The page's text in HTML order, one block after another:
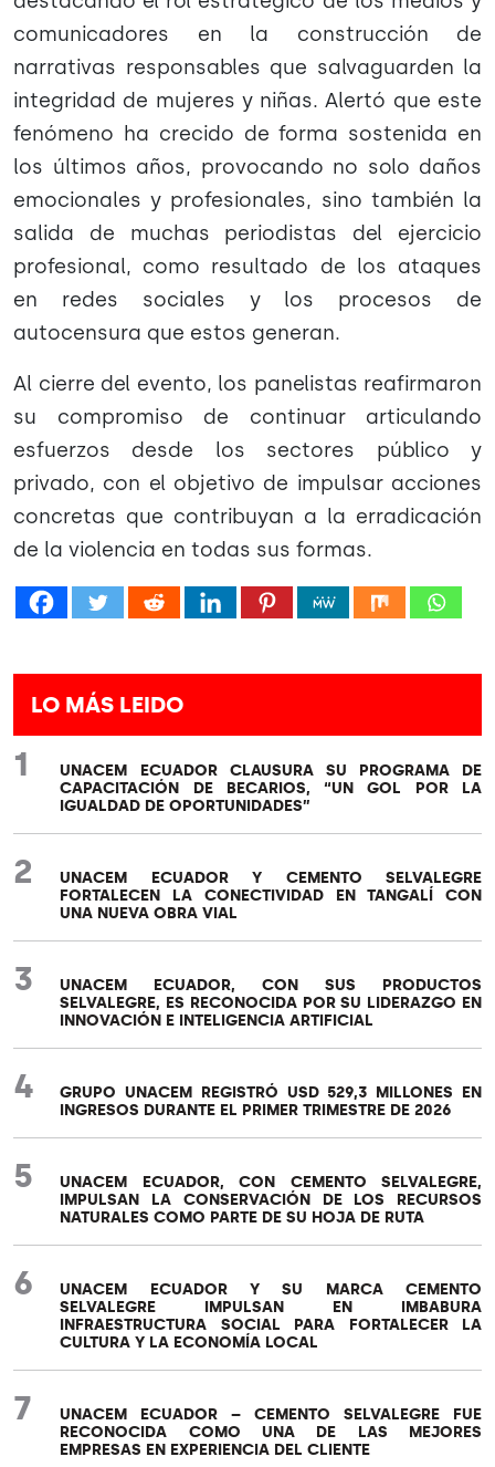
comunicadores en la construcción de
narrativas responsables que salvaguarden la
integridad de mujeres y niñas. Alertó que este
fenómeno ha crecido de forma sostenida en
los últimos años, provocando no solo daños
emocionales y profesionales, sino también la
salida de muchas periodistas del ejercicio
profesional, como resultado de los ataques
en redes sociales y los procesos de
autocensura que estos generan.
Al cierre del evento, los panelistas reafirmaron
su compromiso de continuar articulando
esfuerzos desde los sectores público y
privado, con el objetivo de impulsar acciones
concretas que contribuyan a la erradicación
de la violencia en todas sus formas.
LO MÁS LEIDO
1
UNACEM ECUADOR CLAUSURA SU PROGRAMA DE
CAPACITACIÓN DE BECARIOS, “UN GOL POR LA
IGUALDAD DE OPORTUNIDADES”
2
UNACEM ECUADOR Y CEMENTO SELVALEGRE
FORTALECEN LA CONECTIVIDAD EN TANGALÍ CON
UNA NUEVA OBRA VIAL
3
UNACEM ECUADOR, CON SUS PRODUCTOS
SELVALEGRE, ES RECONOCIDA POR SU LIDERAZGO EN
INNOVACIÓN E INTELIGENCIA ARTIFICIAL
4
GRUPO UNACEM REGISTRÓ USD 529,3 MILLONES EN
INGRESOS DURANTE EL PRIMER TRIMESTRE DE 2026
5
UNACEM ECUADOR, CON CEMENTO SELVALEGRE,
IMPULSAN LA CONSERVACIÓN DE LOS RECURSOS
NATURALES COMO PARTE DE SU HOJA DE RUTA
6
UNACEM ECUADOR Y SU MARCA CEMENTO
SELVALEGRE IMPULSAN EN IMBABURA
INFRAESTRUCTURA SOCIAL PARA FORTALECER LA
CULTURA Y LA ECONOMÍA LOCAL
7
UNACEM ECUADOR – CEMENTO SELVALEGRE FUE
RECONOCIDA COMO UNA DE LAS MEJORES
EMPRESAS EN EXPERIENCIA DEL CLIENTE